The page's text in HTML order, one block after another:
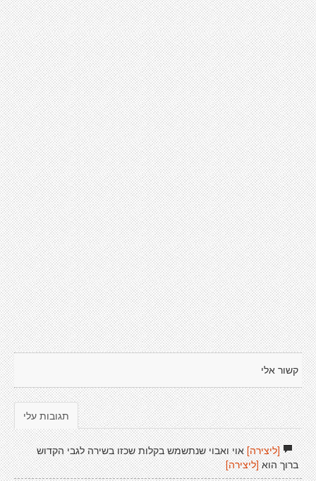
קשור אלי
תגובות עלי
[ליצירה]אוי ואבוי שנתשמש בקלות שכזו בשירה לגבי הקדוש
ברוך הוא [ליצירה]